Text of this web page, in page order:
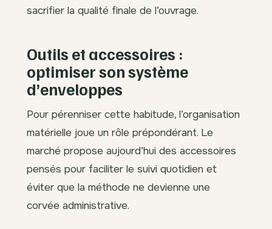
sacrifier la qualité finale de l’ouvrage.
Outils et accessoires :
optimiser son système
d’enveloppes
Pour pérenniser cette habitude, l’organisation
matérielle joue un rôle prépondérant. Le
marché propose aujourd’hui des accessoires
pensés pour faciliter le suivi quotidien et
éviter que la méthode ne devienne une
corvée administrative.